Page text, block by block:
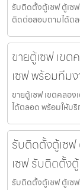
รับติดตั้งตู้เซฟ ตู้เซ
ติดต่อสอบถามได้ต
ขายตู้เซฟ เข
เซฟ พร้อมทีม
ขายตู้เซฟ เขตคลอ
ได้ตลอด พร้อมให้บริ
รับติดตั้งตู้เซฟ
เซฟ รับติดตั้ง
รับติดตั้งตู้เซฟ ตู้เซ